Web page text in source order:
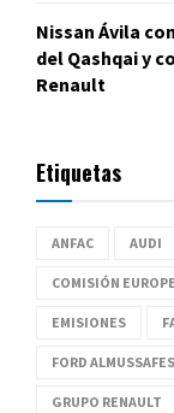
Nissan Ávila
del Qashqai y
Renault
Etiquetas
ANFAC AUDI
COMISIÓN
EMISIONES
FORD ALMUSSAFES
GRUPO RENAULT